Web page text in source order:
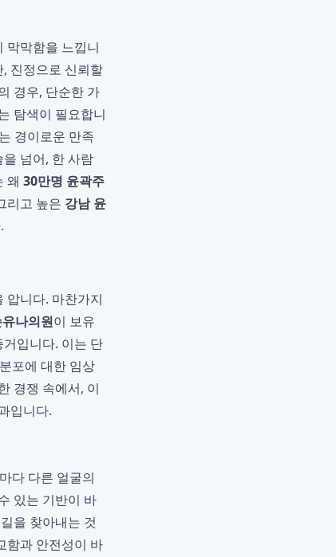
막막함을 느낍니
진정으로 신뢰할
경우, 단순한 가
탐색이 필요합니
경이로운 만족
넘어, 한 사람
왜 30만명 윤곽주
리고 높은 강남 윤
압니다. 마찬가지
나의원이 보유
거입니다. 이는 단
포에 대한 임상
경쟁 속에서, 이
입니다.
다 다른 얼굴의
있는 기반이 바
을 찾아내는 것
함과 안전성이 바